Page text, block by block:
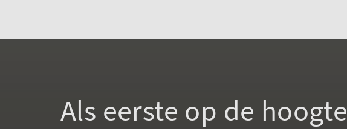
Als eerste op de hoogte